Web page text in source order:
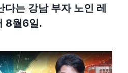
다는 강남 부자 노인 레
8월6일.